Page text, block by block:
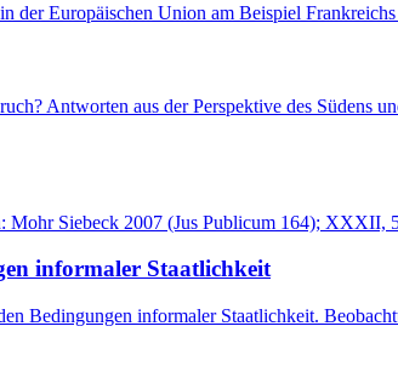
der Europäischen Union am Beispiel
Antworten aus der Perspektive des Südens
Mohr Siebeck 2007 (Jus Publicum 164);
informaler Staatlichkeit
Bedingungen informaler Staatlichkeit.